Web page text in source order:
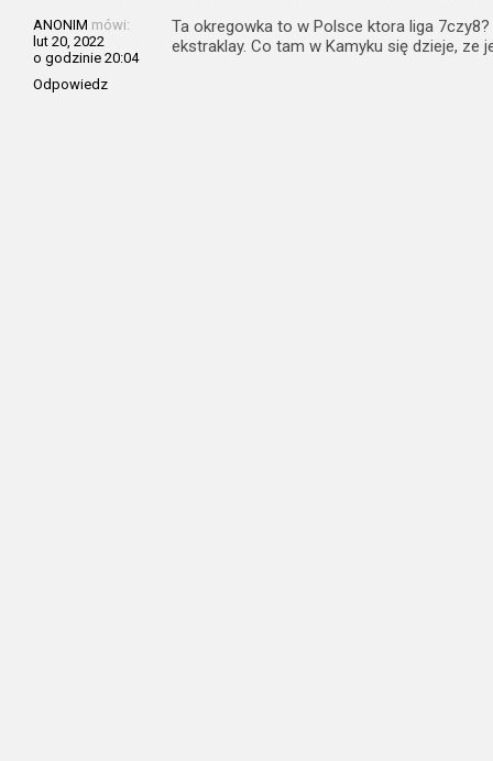
ANONIM mówi:
lut 20, 2022
o godzinie 20:04
Odpowiedz
Ta okregowka to w Polsce ktora liga
ekstraklay. Co tam w Kamyku się dzieje, ze